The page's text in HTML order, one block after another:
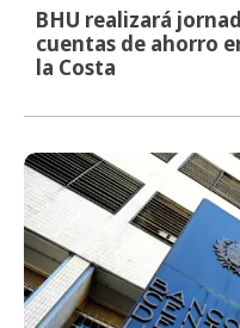
BHU realizará
cuentas de ahorro
la Costa